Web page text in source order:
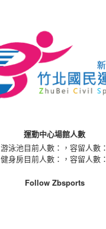
運動中心場館人數
游泳池目前人數：
，容留人數：
健身房目前人數：
，容留人數：
Follow Zbsports